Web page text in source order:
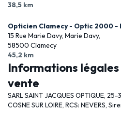
38,5 km
Opticien Clamecy - Optic 2000 -
15 Rue Marie Davy, Marie Davy,
58500 Clamecy
45,2 km
Informations
vente
SARL SAINT JACQUES OPTIQUE,
COSNE SUR LOIRE, RCS: NEVERS,